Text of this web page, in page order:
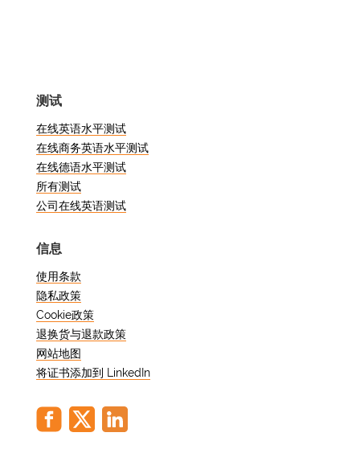
中持续的脑力活动。
测试
在线英语水平测试
在线商务英语水平测试
在线德语水平测试
所有测试
公司在线英语测试
信息
使用条款
隐私政策
Cookie政策
退换货与退款政策
网站地图
将证书添加到 LinkedIn